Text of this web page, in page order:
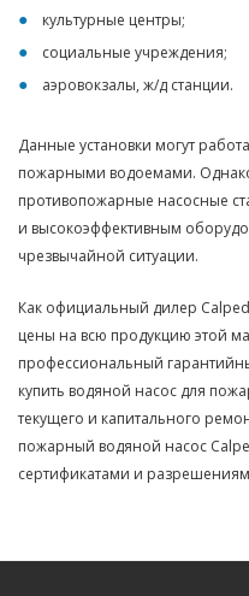
культурные центры;
социальные учреждения;
аэровокзалы, ж/д станции.
Данные установки могут
пожарными водоемами.
противопожарные насосные
и высокоэффективным
чрезвычайной ситуации.
Как официальный дилер
цены на всю продукцию этой
профессиональный
купить водяной насос для
текущего и капитального
пожарный водяной насос
сертификатами и